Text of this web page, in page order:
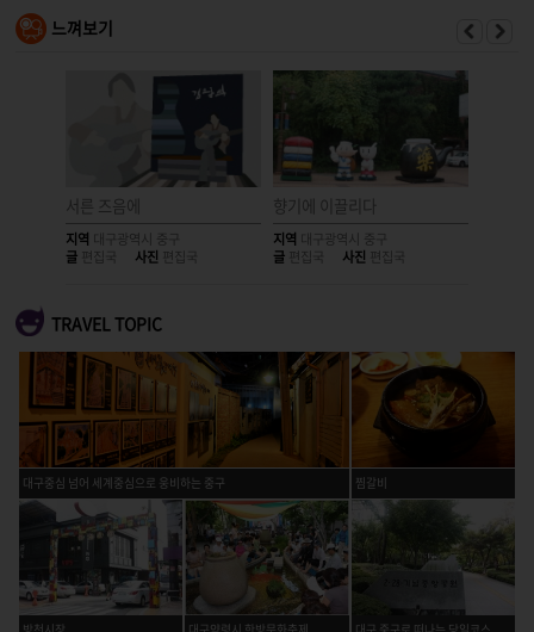
느껴보기
서른 즈음에
지역 대구광역시 중구
글 편집국 사진 편집국
향기에 이끌리다
지역 대구광역시 중구
글 편집국 사진 편집국
TRAVEL TOPIC
대구중심 넘어 세계중심으로 웅비하는 중구 찜갈비